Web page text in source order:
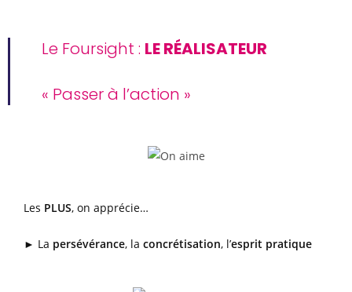
Le Foursight : LE RÉALISATEUR
« Passer à l’action »
Les PLUS, on apprécie…
► La persévérance, la concrétisation, l’esprit pratique